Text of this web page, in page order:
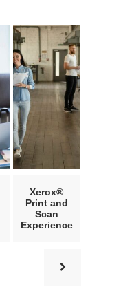
Xerox®
Print and
Scan
Experience